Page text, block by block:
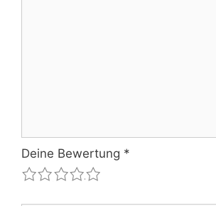
Deine Bewertung *
4
3
2
1